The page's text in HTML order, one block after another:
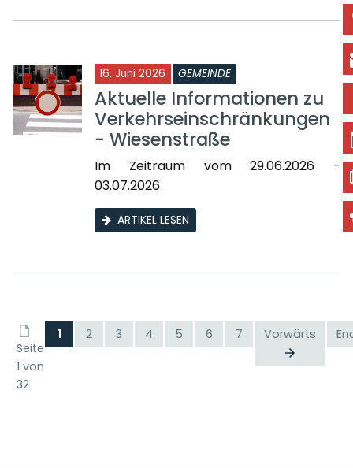
16. Juni 2026 GEMEINDE
Aktuelle Informationen zu
Verkehrseinschränkungen
- Wiesenstraße
Im Zeitraum vom 29.06.2026 -
03.07.2026
ARTIKEL LESEN
Seite
1 von
32
1 2 3 4 5 6 7 Vorwärts